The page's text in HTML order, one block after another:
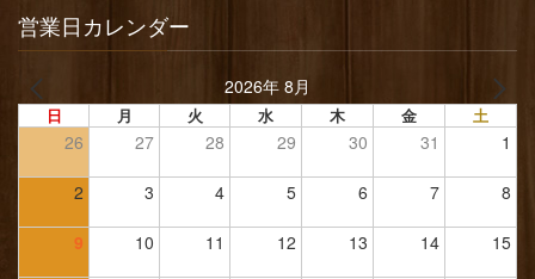
営業日カレンダー
2026年 8月
日 月 火 水 木 金 土
26 27 28 29 30 31 1
2 3 4 5 6 7 8
9 10 11 12 13 14 15